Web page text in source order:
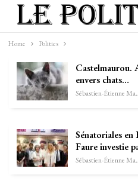
Home Politics
Castelmaurou.
envers chats…
Sénatoriales
Faure investie